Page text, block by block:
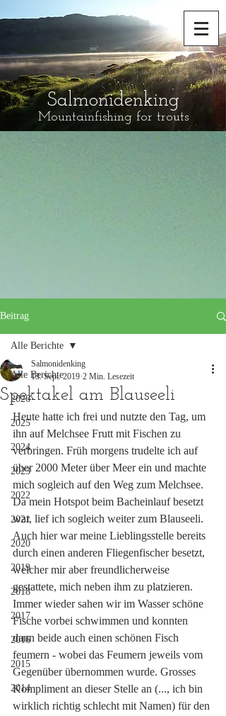
Salmonidenking
Mountainfishing for trouts
Beitrag
Alle Berichte
2026
2025
2024
2023
2022
2021
2020
2019
2018
2017
2016
2015
2014
Alle Berichte
Spektakel am Blauseeli
Salmonidenking
13. Sept. 2019 2 Min. Lesezeit
Heute hatte ich frei und nutzte den Tag, um
ihn auf Melchsee Frutt mit Fischen zu
verbringen. Früh morgens trudelte ich auf
über 2000 Meter über Meer ein und machte
mich sogleich auf den Weg zum Melchsee.
Da mein Hotspot beim Bacheinlauf besetzt
war, lief ich sogleich weiter zum Blauseeli.
Auch hier war meine Lieblingsstelle bereits
durch einen anderen Fliegenfischer besetzt,
welcher mir aber freundlicherweise
gestattete, mich neben ihm zu platzieren.
Immer wieder sahen wir im Wasser schöne
Fische vorbei schwimmen und konnten
dann beide auch einen schönen Fisch
feumern - wobei das Feumern jeweils vom
Gegenüber übernommen wurde. Grosses
Kompliment an dieser Stelle an (..., ich bin
wirklich richtig schlecht mit Namen) für den